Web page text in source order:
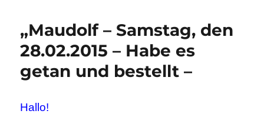
„Maudolf – Samstag, den
28.02.2015 – Habe es
getan und bestellt –
Hallo!